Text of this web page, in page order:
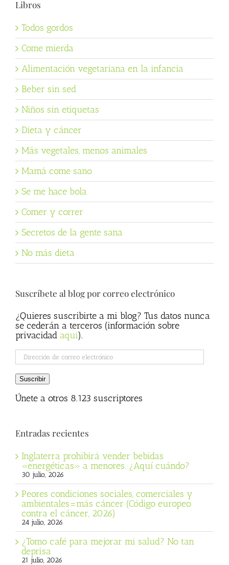
Libros
Todos gordos
Come mierda
Alimentación vegetariana en la infancia
Beber sin sed
Niños sin etiquetas
Dieta y cáncer
Más vegetales, menos animales
Mamá come sano
Se me hace bola
Comer y correr
Secretos de la gente sana
No más dieta
Suscríbete al blog por correo electrónico
¿Quieres suscribirte a mi blog? Tus datos nunca
se cederán a terceros (información sobre
privacidad aqui).
Dirección
de
correo
electrónico
Suscribir
Únete a otros 8.123 suscriptores
Entradas recientes
Inglaterra prohibirá vender bebidas
«energéticas» a menores. ¿Aquí cuándo?
30 julio, 2026
Peores condiciones sociales, comerciales y
ambientales=más cáncer (Código europeo
contra el cáncer, 2026)
24 julio, 2026
¿Tomo café para mejorar mi salud? No tan
deprisa
21 julio, 2026